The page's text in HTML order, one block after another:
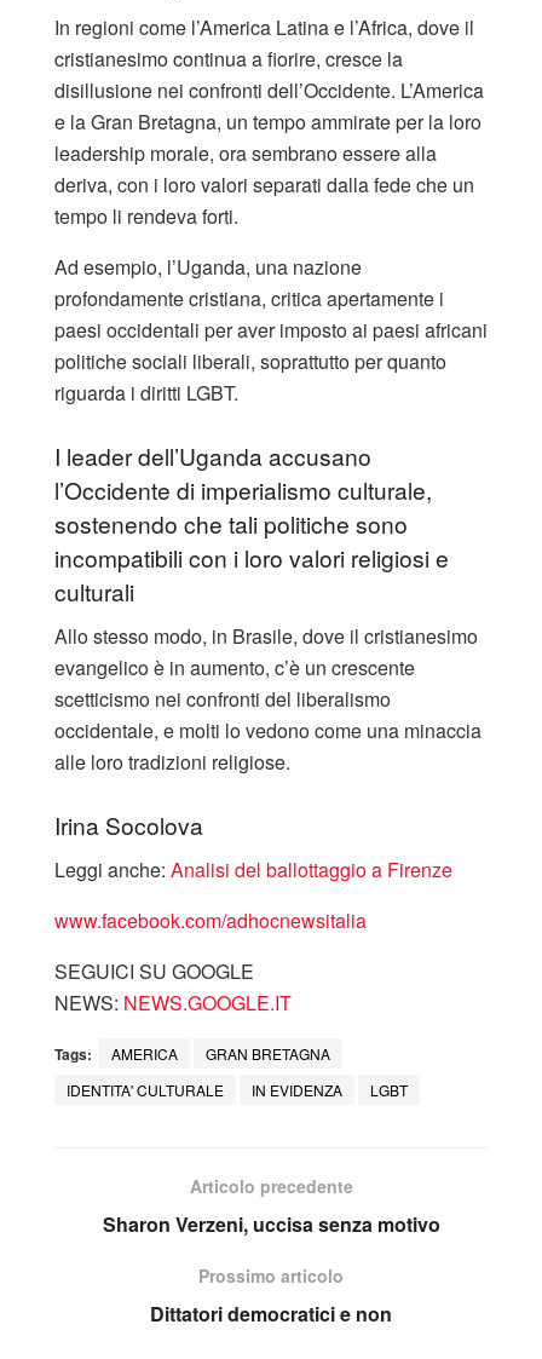
In regioni come l’America Latina e l’Africa, dove il
cristianesimo continua a fiorire, cresce la
disillusione nei confronti dell’Occidente. L’America
e la Gran Bretagna, un tempo ammirate per la loro
leadership morale, ora sembrano essere alla
deriva, con i loro valori separati dalla fede che un
tempo li rendeva forti.
Ad esempio, l’Uganda, una nazione
profondamente cristiana, critica apertamente i
paesi occidentali per aver imposto ai paesi africani
politiche sociali liberali, soprattutto per quanto
riguarda i diritti LGBT.
I leader dell’Uganda accusano
l’Occidente di imperialismo culturale,
sostenendo che tali politiche sono
incompatibili con i loro valori religiosi e
culturali
Allo stesso modo, in Brasile, dove il cristianesimo
evangelico è in aumento, c’è un crescente
scetticismo nei confronti del liberalismo
occidentale, e molti lo vedono come una minaccia
alle loro tradizioni religiose.
Irina Socolova
Leggi anche: Analisi del ballottaggio a Firenze
www.facebook.com/adhocnewsitalia
SEGUICI SU GOOGLE
NEWS: NEWS.GOOGLE.IT
Tags: AMERICA
GRAN BRETAGNA
IDENTITA' CULTURALE
IN EVIDENZA LGBT
Articolo precedente
Sharon Verzeni, uccisa senza motivo
Prossimo articolo
Dittatori democratici e non